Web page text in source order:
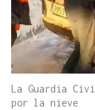
La Guardia
por la nieve